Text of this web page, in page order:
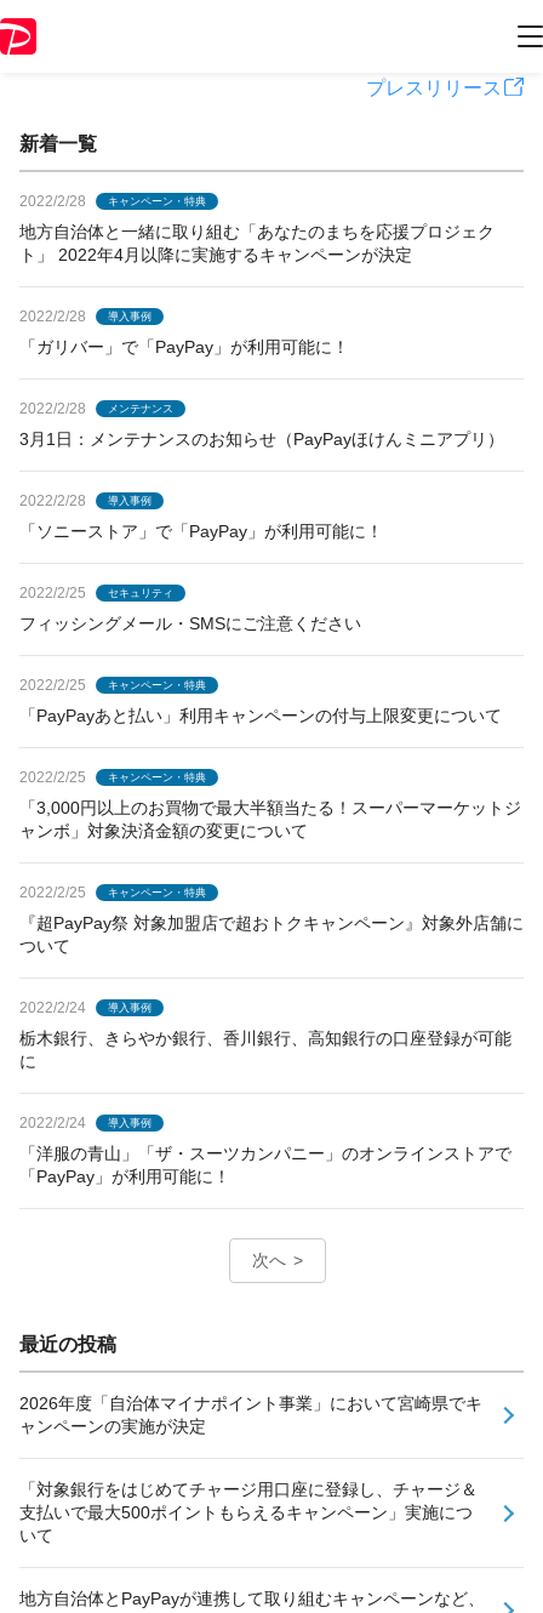
PayPayからのお知らせ
プレスリリース
新着一覧
2022/2/28 キャンペーン・特典
地方自治体と一緒に取り組む「あなたのまちを応援プロジェク
ト」 2022年4月以降に実施するキャンペーンが決定
2022/2/28 導入事例
「ガリバー」で「PayPay」が利用可能に！
2022/2/28 メンテナンス
3月1日：メンテナンスのお知らせ（PayPayほけんミニアプリ）
2022/2/28 導入事例
「ソニーストア」で「PayPay」が利用可能に！
2022/2/25 セキュリティ
フィッシングメール・SMSにご注意ください
2022/2/25 キャンペーン・特典
「PayPayあと払い」利用キャンペーンの付与上限変更について
2022/2/25 キャンペーン・特典
「3,000円以上のお買物で最大半額当たる！スーパーマーケットジ
ャンボ」対象決済金額の変更について
2022/2/25 キャンペーン・特典
『超PayPay祭 対象加盟店で超おトクキャンペーン』対象外店舗に
ついて
2022/2/24 導入事例
栃木銀行、きらやか銀行、香川銀行、高知銀行の口座登録が可能
に
2022/2/24 導入事例
「洋服の青山」「ザ・スーツカンパニー」のオンラインストアで
「PayPay」が利用可能に！
次へ
最近の投稿
2026年度「自治体マイナポイント事業」において宮崎県でキ
ャンペーンの実施が決定
「対象銀行をはじめてチャージ用口座に登録し、チャージ＆
支払いで最大500ポイントもらえるキャンペーン」実施につ
いて
地方自治体とPayPayが連携して取り組むキャンペーンなど、